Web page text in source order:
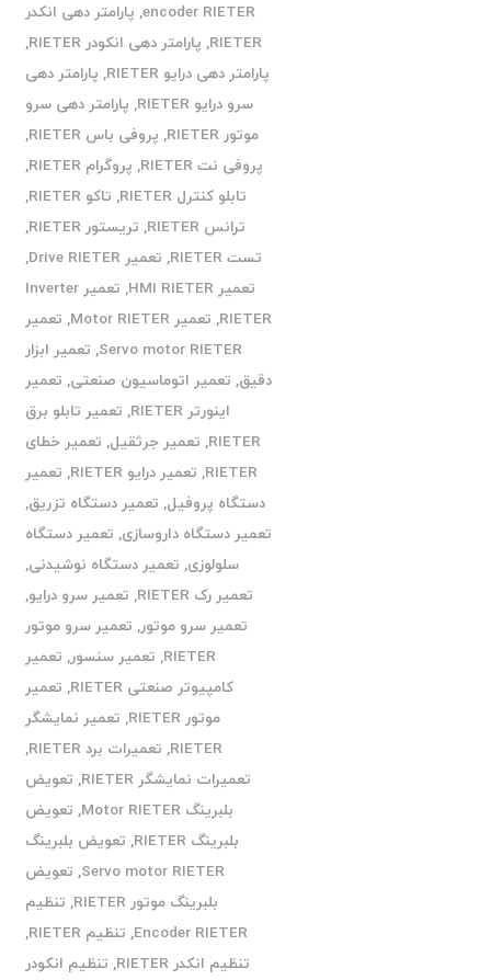
encoder RIETER
, پارامتر دهی انکدر
RIETER
, پارامتر دهی انکودر RIETER
,
پارامتر دهی درایو RIETER
, پارامتر دهی
سرو درایو RIETER
, پارامتر دهی سرو
موتور RIETER
, پروفی باس RIETER
,
پروفی نت RIETER
, پروگرام RIETER
,
تابلو کنترل RIETER
, تاکو RIETER
,
ترانس RIETER
, تریستور RIETER
,
تست RIETER
, تعمیر Drive RIETER
,
تعمیر HMI RIETER
,
تعمیر Inverter
RIETER
, تعمیر Motor RIETER , تعمیر
Servo motor RIETER
, تعمیر ابزار
دقیق, تعمیر اتوماسیون صنعتی, تعمیر
اینورتر RIETER
, تعمیر تابلو برق
RIETER
, تعمیر جرثقیل, تعمیر خطای
RIETER
, تعمیر درایو RIETER , تعمیر
دستگاه پروفیل, تعمیر دستگاه تزریق,
تعمیر دستگاه داروسازی, تعمیر دستگاه
سلولوزی, تعمیر دستگاه نوشیدنی,
تعمیر رک RIETER
, تعمیر سرو درایو,
تعمیر سرو موتور, تعمیر سرو موتور
RIETER
, تعمیر سنسور, تعمیر
کامپیوتر صنعتی RIETER
, تعمیر
موتور RIETER
, تعمیر نمایشگر
RIETER
, تعمیرات برد RIETER
,
تعمیرات نمایشگر RIETER
, تعویض
بلبرینگ Motor RIETER
, تعویض
بلبرینگ RIETER
, تعویض بلبرینگ
Servo motor RIETER
, تعویض
بلبرینگ موتور RIETER
, تنظیم
Encoder RIETER
, تنظیم RIETER
,
تنظیم انکدر RIETER
, تنظیم انکودر